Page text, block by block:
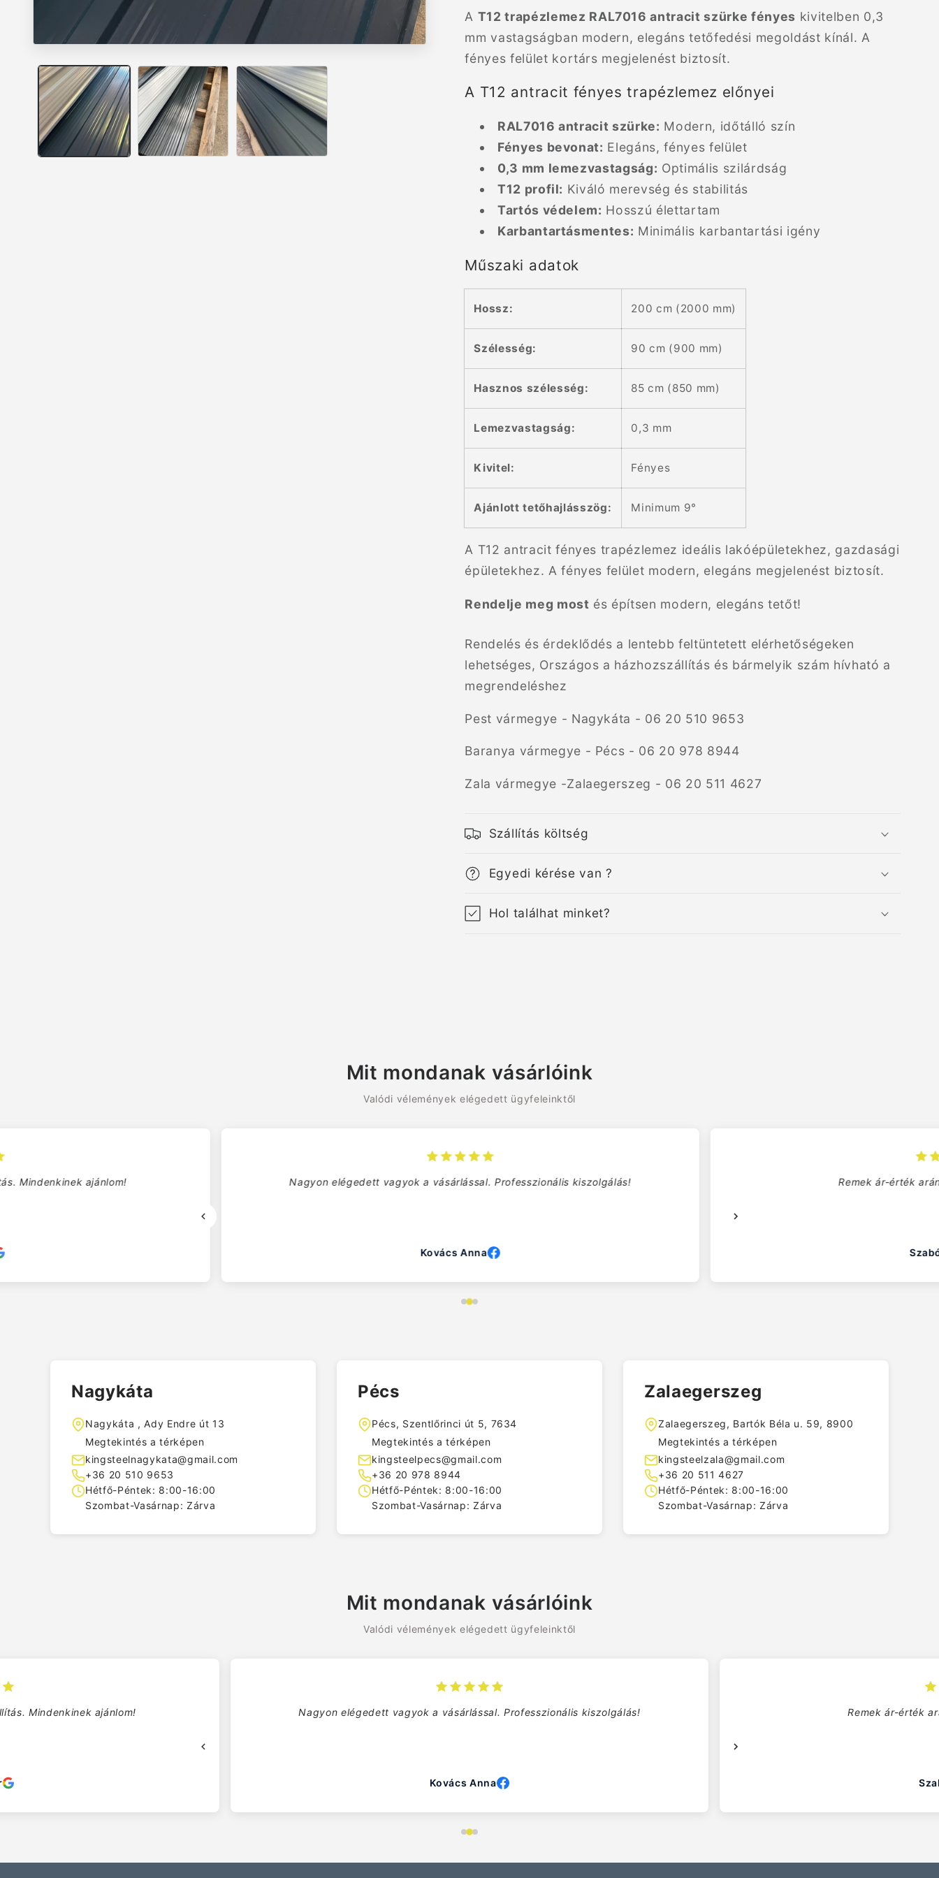
A T12 trapézlemez RAL7016 antracit szürke fényes kivitelben 0,3
mm vastagságban modern, elegáns tetőfedési megoldást kínál. A
fényes felület kortárs megjelenést biztosít.
A T12 antracit fényes trapézlemez előnyei
RAL7016 antracit szürke: Modern, időtálló szín
Fényes bevonat: Elegáns, fényes felület
0,3 mm lemezvastagság: Optimális szilárdság
T12 profil: Kiváló merevség és stabilitás
Tartós védelem: Hosszú élettartam
Karbantartásmentes: Minimális karbantartási igény
Műszaki adatok
Hossz: 200 cm (2000 mm)
Szélesség: 90 cm (900 mm)
Hasznos szélesség: 85 cm (850 mm)
Lemezvastagság: 0,3 mm
Kivitel: Fényes
Ajánlott tetőhajlásszög: Minimum 9°
A T12 antracit fényes trapézlemez ideális lakóépületekhez, gazdasági
épületekhez. A fényes felület modern, elegáns megjelenést biztosít.
Rendelje meg most és építsen modern, elegáns tetőt!
Rendelés és érdeklődés a lentebb feltüntetett elérhetőségeken
lehetséges, Országos a házhozszállítás és bármelyik szám hívható a
megrendeléshez
Pest vármegye - Nagykáta - 06 20 510 9653
Baranya vármegye - Pécs - 06 20 978 8944
Zala vármegye -Zalaegerszeg - 06 20 511 4627
Szállítás költség
Egyedi kérése van ?
Hol találhat minket?
Mit mondanak vásárlóink
Valódi vélemények elégedett ügyfeleinktől
Professzionális kiszolgálás! Remek ár-érték arány. Biztosan visszatérek!
Szabó Gábor
Nagykáta
Nagykáta , Ady Endre út 13
Megtekintés a térképen
kingsteelnagykata@gmail.com
+36 20 510 9653
Hétfő-Péntek: 8:00-16:00
Szombat-Vasárnap: Zárva
Pécs
Pécs, Szentlőrinci út 5, 7634
Megtekintés a térképen
kingsteelpecs@gmail.com
+36 20 978 8944
Hétfő-Péntek: 8:00-16:00
Szombat-Vasárnap: Zárva
Zalaegerszeg
Zalaegerszeg, Bartók Béla u. 59, 8900
Megtekintés a térképen
kingsteelzala@gmail.com
+36 20 511 4627
Hétfő-Péntek: 8:00-16:00
Szombat-Vasárnap: Zárva
Mit mondanak vásárlóink
Valódi vélemények elégedett ügyfeleinktől
Professzionális kiszolgálás! Remek ár-érték arány. Biztosan visszatérek!
Szabó Gábor